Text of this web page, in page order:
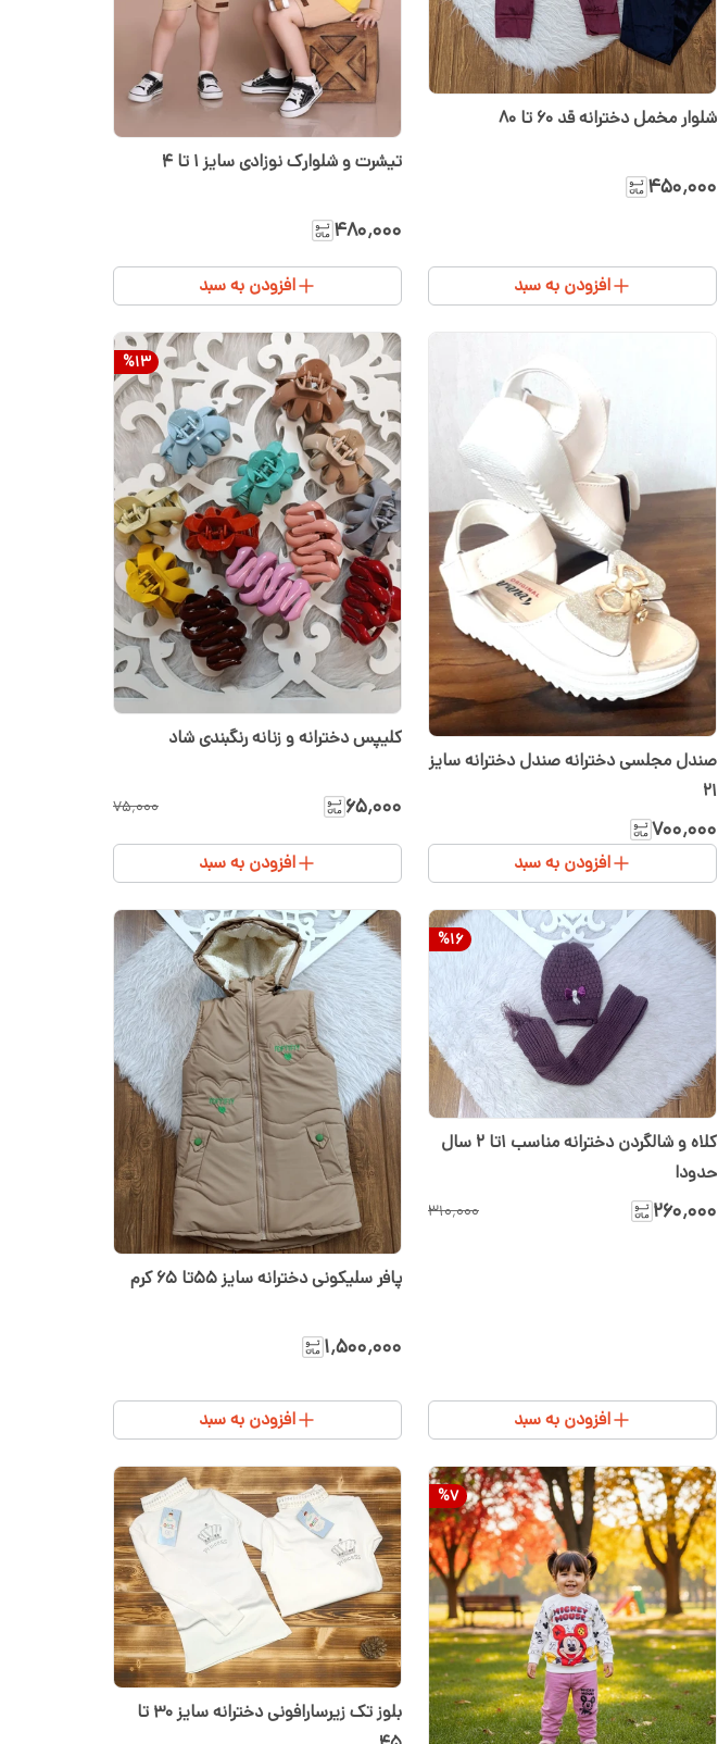
شلوار مخمل دخترانه قد ۶۰ تا ۸۰
۴۵۰٬۰۰۰
افزودن به سبد
تیشرت و شلوارک نوزادی سایز ۱ تا ۴
۴۸۰٬۰۰۰
افزودن به سبد
صندل مجلسی دخترانه صندل دخترانه سایز
۲۱
۷۰۰٬۰۰۰
افزودن به سبد
%13
کلیپس دخترانه و زنانه رنگبندی شاد
۶۵٬۰۰۰ ۷۵٬۰۰۰
افزودن به سبد
%16
کلاه و شالگردن دخترانه مناسب ۱‌تا ۲ سال
حدودا
۲۶۰٬۰۰۰ ۳۱۰٬۰۰۰
افزودن به سبد
پافر سلیکونی دخترانه سایز ۵۵تا ۶۵ کرم
۱٬۵۰۰٬۰۰۰
افزودن به سبد
%7
بلوز تک زیرسارافونی دخترانه سایز ۳۰ تا